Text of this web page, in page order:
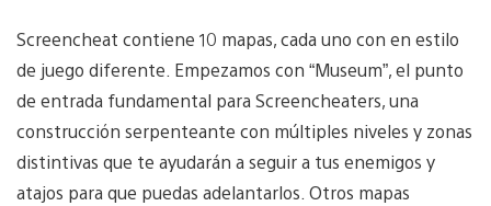
Screencheat contiene 10 mapas, cada uno con en estilo
de juego diferente. Empezamos con “Museum”, el punto
de entrada fundamental para Screencheaters, una
construcción serpenteante con múltiples niveles y zonas
distintivas que te ayudarán a seguir a tus enemigos y
atajos para que puedas adelantarlos. Otros mapas